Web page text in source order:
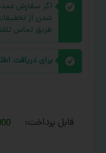
شدن از
طریق تماس
برای دریافت
قابل پرداخت: